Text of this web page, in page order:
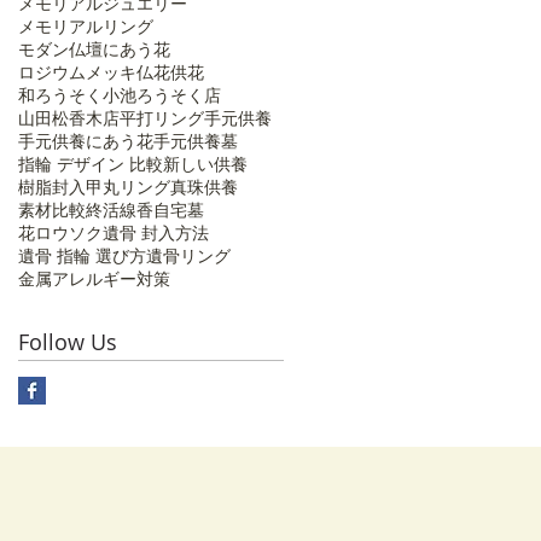
メモリアルリング
モダン仏壇にあう花
ロジウムメッキ仏花供花
和ろうそく 小池ろうそく店
山田松香木店平打リング手元供養
手元供養にあう花手元供養墓
指輪 デザイン 比較新しい供養
樹脂封入 甲丸リング真珠供養
素材比較終活線香自宅墓
花ロウソク遺骨 封入方法
遺骨 指輪 選び方遺骨リング
金属アレルギー対策
Follow Us